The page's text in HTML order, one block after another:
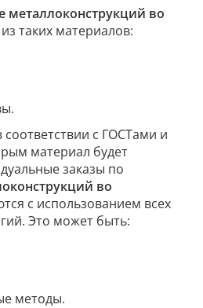
металлоконструкций во
таких материалов:
с ГОСТами и
материал будет
заказы по
во
с использованием всех
Это может быть:
методы.